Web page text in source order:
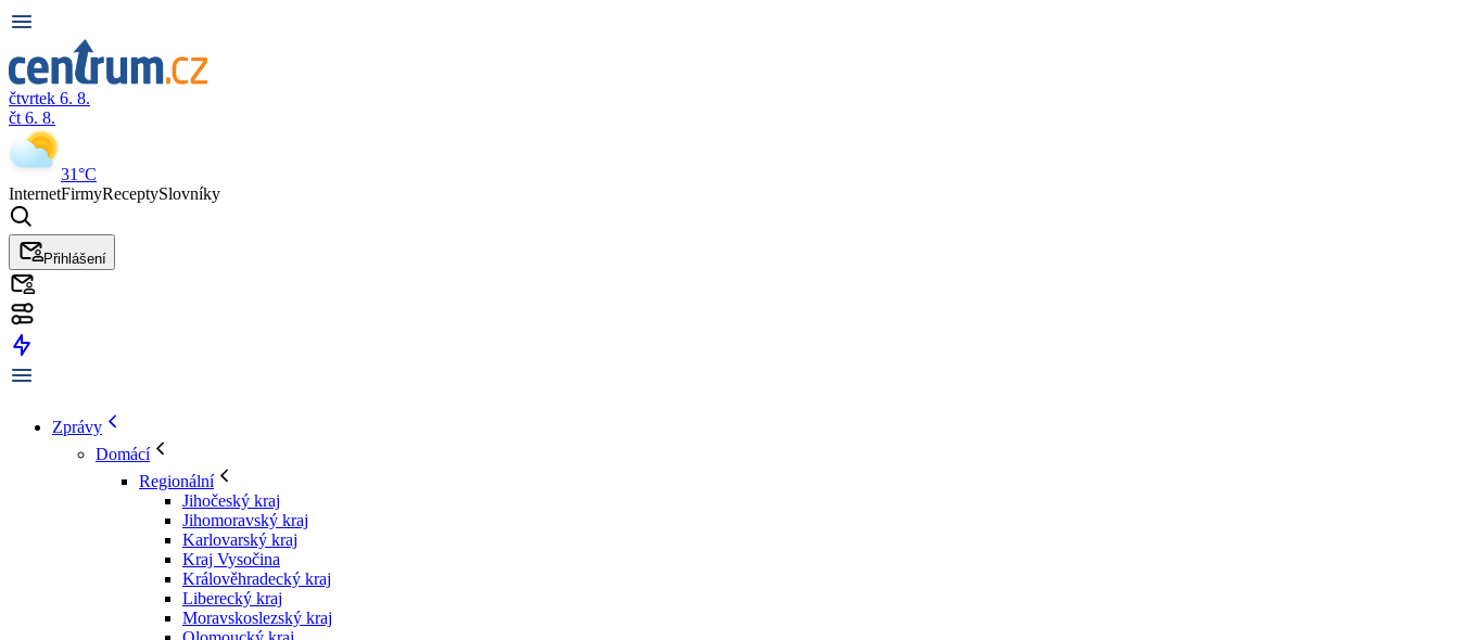
čtvrtek 6. 8.
čt 6. 8.
31°C
InternetFirmyReceptySlovníky
Přihlášení
Zprávy
Domácí
Regionální
Jihočeský kraj
Jihomoravský kraj
Karlovarský kraj
Kraj Vysočina
Králověhradecký kraj
Liberecký kraj
Moravskoslezský kraj